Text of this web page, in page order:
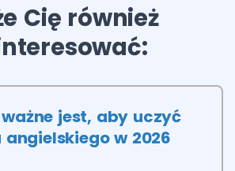
Cię również
jest, aby uczyć
angielskiego w 2026